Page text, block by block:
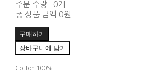
주문 수량
0개
총 상품 금액 0원
구매하기
장바구니에 담기
Cotton 100%